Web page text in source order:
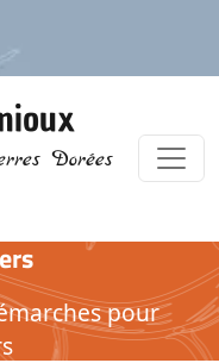
Dorées
pour